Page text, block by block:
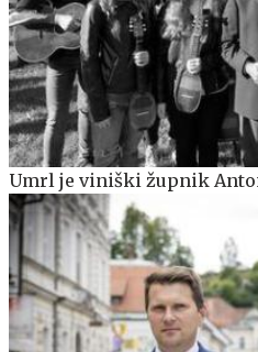
Umrl je viniški župnik